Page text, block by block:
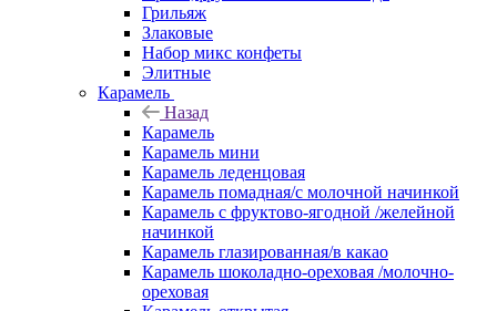
Грильяж
Злаковые
Набор микс конфеты
Элитные
Карамель
Назад
Карамель
Карамель мини
Карамель леденцовая
Карамель помадная/с молочной начинкой
Карамель с фруктово-ягодной /желейной
начинкой
Карамель глазированная/в какао
Карамель шоколадно-ореховая /молочно-
ореховая